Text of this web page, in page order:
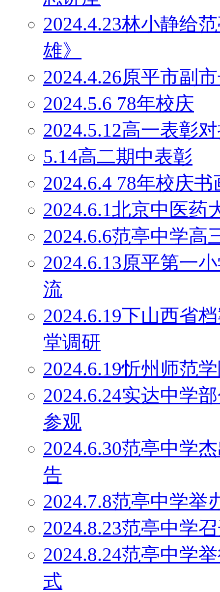
2024.4.23林小静给
雄》
2024.4.26原平市副
2024.5.6 78年校庆
2024.5.12高一表彰
5.14高二期中表彰
2024.6.4 78年校庆书
2024.6.1北京中医药
2024.6.6范亭中学高
2024.6.13原平第一
流
2024.6.19下山西省
堂调研
2024.6.19忻州师范
2024.6.24实达中学
参观
2024.6.30范亭中学
告
2024.7.8范亭中学举
2024.8.23范亭中学
2024.8.24范亭中学
式